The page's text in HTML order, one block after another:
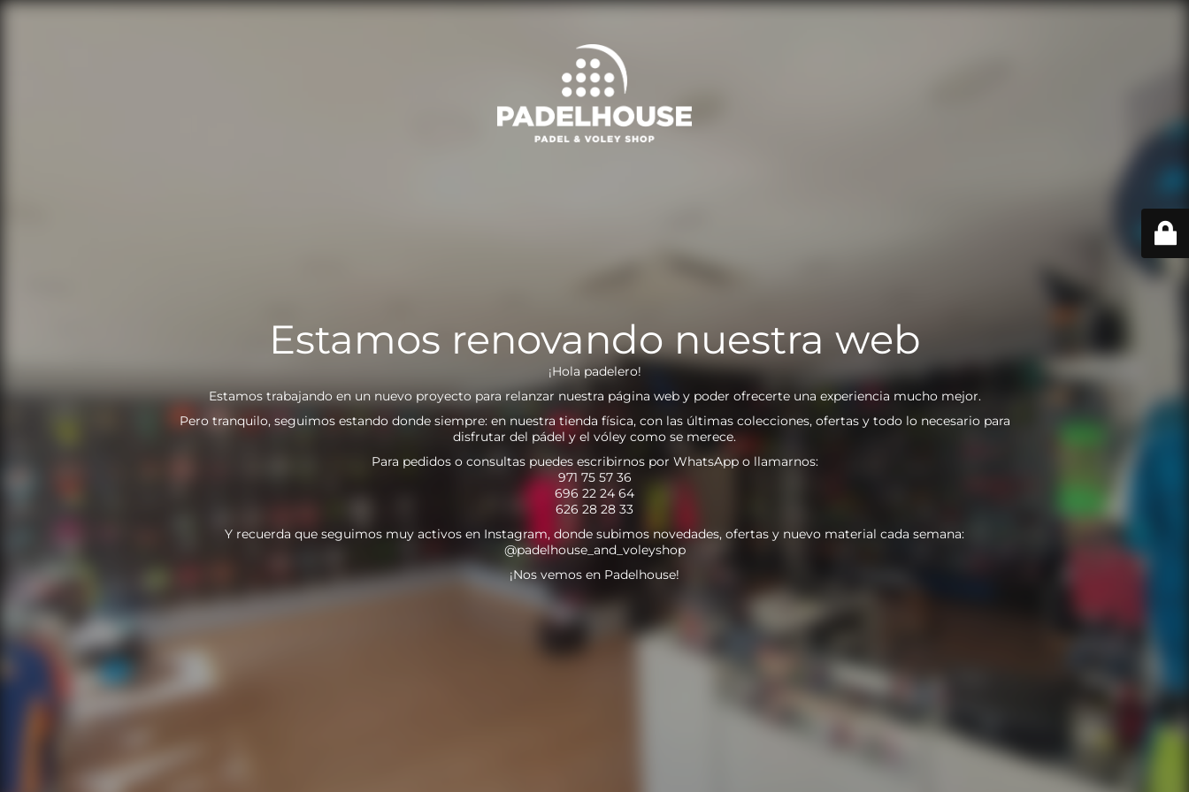
Estamos renovando nuestra web
¡Hola padelero!
Estamos trabajando en un nuevo proyecto para relanzar nuestra página web y poder ofrecerte una experiencia mucho mejor.
Pero tranquilo, seguimos estando donde siempre: en nuestra tienda física, con las últimas colecciones, ofertas y todo lo necesario para
disfrutar del pádel y el vóley como se merece.
Para pedidos o consultas puedes escribirnos por WhatsApp o llamarnos:
971 75 57 36
696 22 24 64
626 28 28 33
Y recuerda que seguimos muy activos en Instagram, donde subimos novedades, ofertas y nuevo material cada semana:
@padelhouse_and_voleyshop
¡Nos vemos en Padelhouse!